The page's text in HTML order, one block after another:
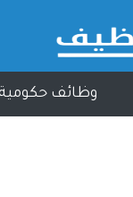
وظائف حكومية